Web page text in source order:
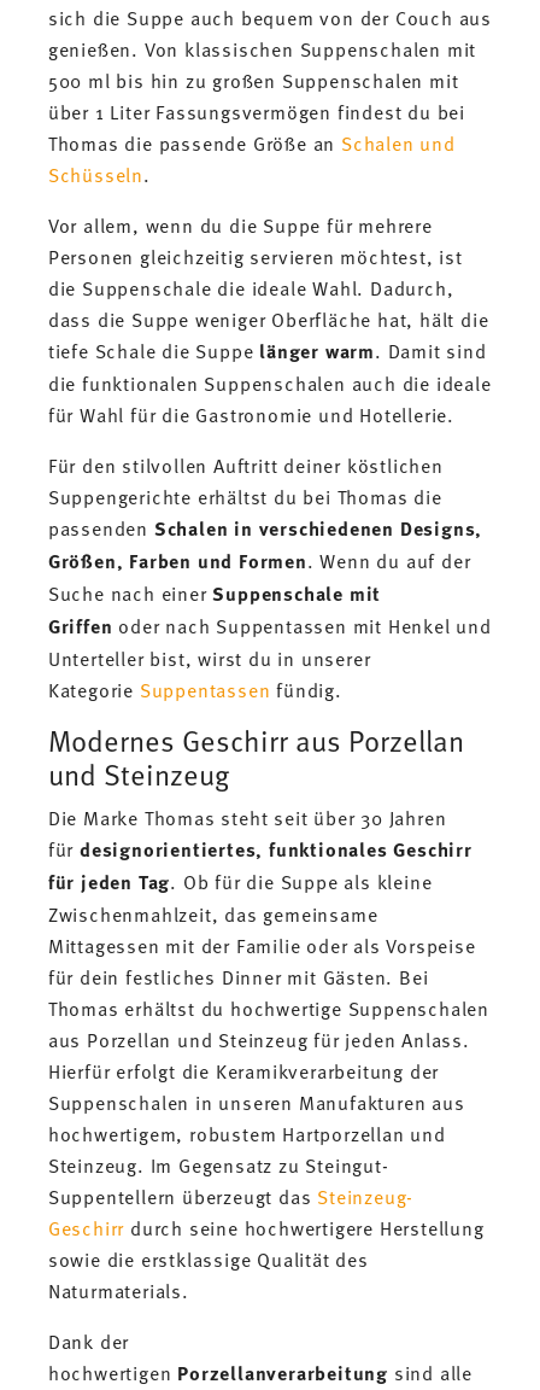
sich die Suppe auch bequem von der Couch aus
genießen. Von klassischen Suppenschalen mit
500 ml bis hin zu großen Suppenschalen mit
über 1 Liter Fassungsvermögen findest du bei
Thomas die passende Größe an Schalen und
Schüsseln.
Vor allem, wenn du die Suppe für mehrere
Personen gleichzeitig servieren möchtest, ist
die Suppenschale die ideale Wahl. Dadurch,
dass die Suppe weniger Oberfläche hat, hält die
tiefe Schale die Suppe länger warm. Damit sind
die funktionalen Suppenschalen auch die ideale
für Wahl für die Gastronomie und Hotellerie.
Für den stilvollen Auftritt deiner köstlichen
Suppengerichte erhältst du bei Thomas die
passenden Schalen in verschiedenen Designs,
Größen, Farben und Formen. Wenn du auf der
Suche nach einerSuppenschale mit
Griffen oder nach Suppentassen mit Henkel und
Unterteller bist, wirst du in unserer
Kategorie Suppentassen fündig.
Modernes Geschirr aus Porzellan
und Steinzeug
Die Marke Thomas steht seit über 30 Jahren
fürdesignorientiertes, funktionales Geschirr
für jeden Tag. Ob für die Suppe als kleine
Zwischenmahlzeit, das gemeinsame
Mittagessen mit der Familie oder als Vorspeise
für dein festliches Dinner mit Gästen. Bei
Thomas erhältst du hochwertige Suppenschalen
aus Porzellan und Steinzeug für jeden Anlass.
Hierfür erfolgt die Keramikverarbeitung der
Suppenschalen in unseren Manufakturen aus
hochwertigem, robustem Hartporzellan und
Steinzeug. Im Gegensatz zu Steingut-
Suppentellern überzeugt das Steinzeug-
Geschirr durch seine hochwertigere Herstellung
sowie die erstklassige Qualität des
Naturmaterials.
Dank der
hochwertigen Porzellanverarbeitung sind alle